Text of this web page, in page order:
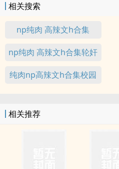
相关搜索
np纯肉 高辣文h合集
np纯肉 高辣文h合集轮奸
纯肉np高辣文h合集校园
相关推荐